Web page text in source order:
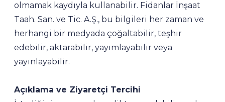
olmamak kaydıyla kullanabilir. Fidanlar İnşaat
Taah. San. ve Tic. A.Ş., bu bilgileri her zaman ve
herhangi bir medyada çoğaltabilir, teşhir
edebilir, aktarabilir, yayımlayabilir veya
yayınlayabilir.
Açıklama ve Ziyaretçi Tercihi